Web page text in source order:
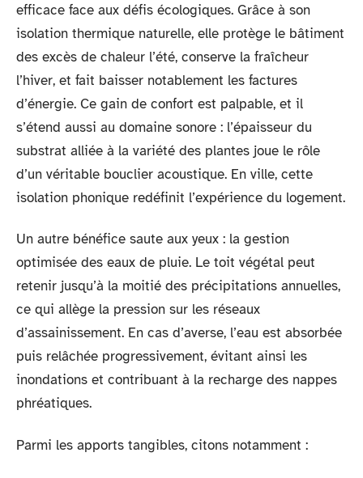
efficace face aux défis écologiques. Grâce à son
isolation thermique naturelle, elle protège le bâtiment
des excès de chaleur l’été, conserve la fraîcheur
l’hiver, et fait baisser notablement les factures
d’énergie. Ce gain de confort est palpable, et il
s’étend aussi au domaine sonore : l’épaisseur du
substrat alliée à la variété des plantes joue le rôle
d’un véritable bouclier acoustique. En ville, cette
isolation phonique redéfinit l’expérience du logement.
Un autre bénéfice saute aux yeux : la gestion
optimisée des eaux de pluie. Le toit végétal peut
retenir jusqu’à la moitié des précipitations annuelles,
ce qui allège la pression sur les réseaux
d’assainissement. En cas d’averse, l’eau est absorbée
puis relâchée progressivement, évitant ainsi les
inondations et contribuant à la recharge des nappes
phréatiques.
Parmi les apports tangibles, citons notamment :